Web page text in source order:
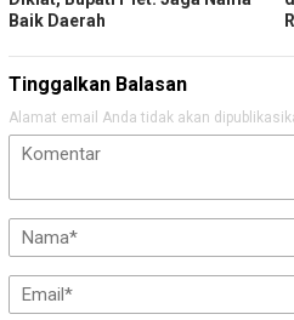
Baik Daerah
Tinggalkan Balasan
Alamat email Anda tidak akan